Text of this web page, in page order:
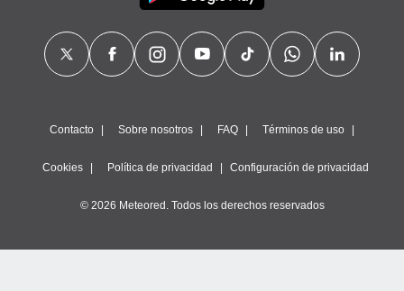
Contacto Sobre nosotros FAQ Términos de uso
Cookies Política de privacidad Configuración de privacidad
© 2026 Meteored. Todos los derechos reservados